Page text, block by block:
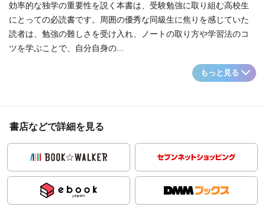
効率的な独学の重要性を説く本書は、受験勉強に取り組む高校生
にとっての必読書です。周囲の優秀な同級生に焦りを感じていた
読者は、勉強の難しさを受け入れ、ノートの取り方や学習法のコ
ツを学ぶことで、自分自身の...
もっと見る
書店などで詳細を見る